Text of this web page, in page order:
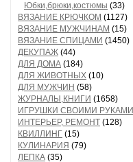
Юбки,брюки,костюмы (33)
ВЯЗАНИЕ КРЮЧКОМ (1127)
ВЯЗАНИЕ МУЖЧИНАМ (15)
ВЯЗАНИЕ СПИЦАМИ (1450)
ДЕКУПАЖ (44)
ДЛЯ ДОМА (184)
ДЛЯ ЖИВОТНЫХ (10)
ДЛЯ МУЖЧИН (58)
ЖУРНАЛЫ,КНИГИ (1658)
ИГРУШКИ СВОИМИ РУКАМИ
ИНТЕРЬЕР, РЕМОНТ (128)
КВИЛЛИНГ (15)
КУЛИНАРИЯ (79)
ЛЕПКА (35)